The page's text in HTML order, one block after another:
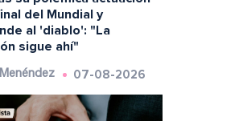
del Mundial y
al 'diablo': "La
sigue ahí"
07-08-2026